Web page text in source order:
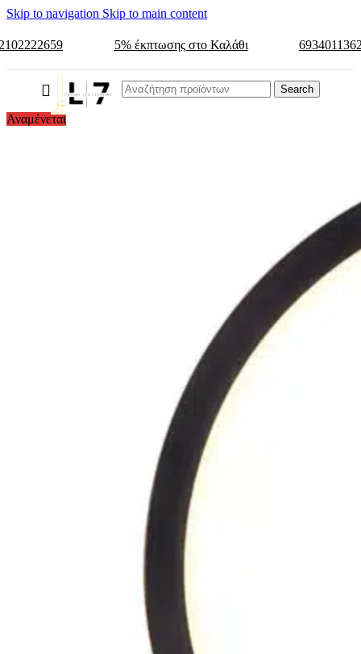
Skip to navigation Skip to main content
5% έκπτωσης στο Καλάθι
Search
Αναμένεται